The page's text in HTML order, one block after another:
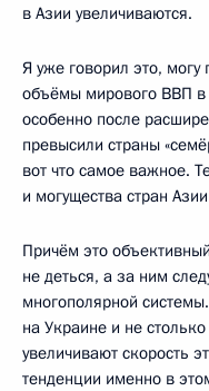
в Азии увеличиваются.
Я уже говорил это, могу
объёмы мирового ВВП в
особенно после
превысили страны
вот что самое важное.
и могущества стран
Причём это
не деться, а за ним
многополярной
на Украине и не
увеличивают скорость
тенденции именно в